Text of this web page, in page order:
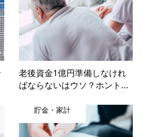
老後資金1億円準備しなけれ
ばならないはウソ？ホント...
貯金・家計